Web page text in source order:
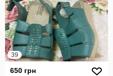
39
650 грн